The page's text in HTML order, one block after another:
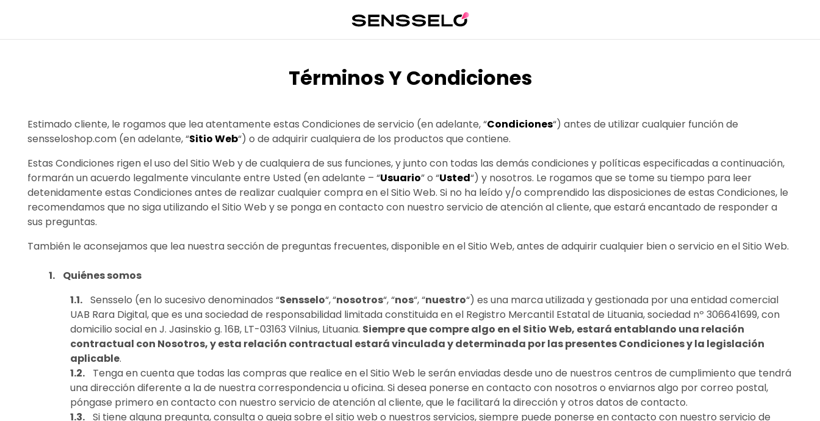
Términos Y Condiciones
Estimado cliente, le rogamos que lea atentamente estas Condiciones de servicio (en adelante, “Condiciones“) antes de utilizar cualquier función de
sensseloshop.com (en adelante, “Sitio Web“) o de adquirir cualquiera de los productos que contiene.
Estas Condiciones rigen el uso del Sitio Web y de cualquiera de sus funciones, y junto con todas las demás condiciones y políticas especificadas a continuación,
formarán un acuerdo legalmente vinculante entre Usted (en adelante – “Usuario” o “Usted“) y nosotros. Le rogamos que se tome su tiempo para leer
detenidamente estas Condiciones antes de realizar cualquier compra en el Sitio Web. Si no ha leído y/o comprendido las disposiciones de estas Condiciones, le
recomendamos que no siga utilizando el Sitio Web y se ponga en contacto con nuestro servicio de atención al cliente, que estará encantado de responder a
sus preguntas.
También le aconsejamos que lea nuestra sección de preguntas frecuentes, disponible en el Sitio Web, antes de adquirir cualquier bien o servicio en el Sitio Web.
Quiénes somos
Sensselo (en lo sucesivo denominados “Sensselo“,“nosotros“, “nos“, “nuestro“) es una marca utilizada y gestionada por una entidad comercial
UAB Rara Digital, que es una sociedad de responsabilidad limitada constituida en el Registro Mercantil Estatal de Lituania, sociedad nº 306641699, con
domicilio social en J. Jasinskio g. 16B, LT-03163 Vilnius, Lituania. Siempre que compre algo en el Sitio Web, estará entablando una relación
contractual con Nosotros, y esta relación contractual estará vinculada y determinada por las presentes Condiciones y la legislación
aplicable.
Tenga en cuenta que todas las compras que realice en el Sitio Web le serán enviadas desde uno de nuestros centros de cumplimiento que tendrá
una dirección diferente a la de nuestra correspondencia u oficina. Si desea ponerse en contacto con nosotros o enviarnos algo por correo postal,
póngase primero en contacto con nuestro servicio de atención al cliente, que le facilitará la dirección y otros datos de contacto.
Si tiene alguna pregunta, consulta o queja sobre el sitio web o nuestros servicios, siempre puede ponerse en contacto con nuestro servicio de